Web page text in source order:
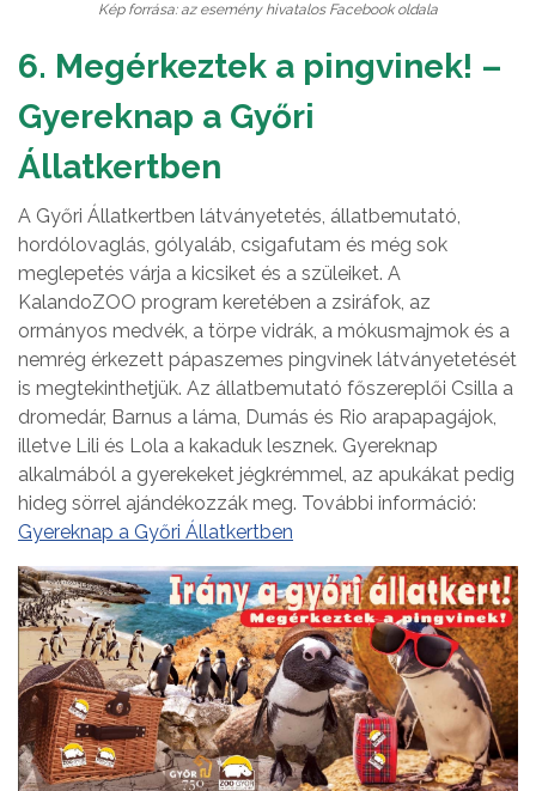
Kép forrása: az esemény hivatalos Facebook oldala
6. Megérkeztek a pingvinek! –
Gyereknap a Győri
Állatkertben
A Győri Állatkertben látványetetés, állatbemutató,
hordólovaglás, gólyaláb, csigafutam és még sok
meglepetés várja a kicsiket és a szüleiket. A
KalandoZOO program keretében a zsiráfok, az
ormányos medvék, a törpe vidrák, a mókusmajmok és a
nemrég érkezett pápaszemes pingvinek látványetetését
is megtekinthetjük. Az állatbemutató főszereplői Csilla a
dromedár, Barnus a láma, Dumás és Rio arapapagájok,
illetve Lili és Lola a kakaduk lesznek. Gyereknap
alkalmából a gyerekeket jégkrémmel, az apukákat pedig
hideg sörrel ajándékozzák meg. További információ:
Gyereknap a Győri Állatkertben